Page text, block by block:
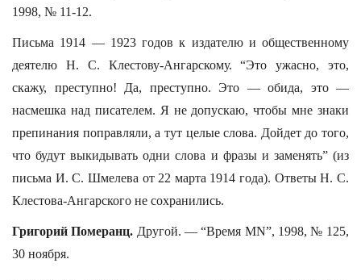
1998, № 11-12.
Письма 1914 — 1923 годов к издателю и общественному
деятелю Н. С. Клестову-Ангарскому. “Это ужасно, это,
скажу, преступно! Да, преступно. Это — обида, это —
насмешка над писателем. Я не допускаю, чтобы мне знаки
препинания поправляли, а тут целые слова. Дойдет до того,
что будут выкидывать одни слова и фразы и заменять” (из
письма И. С. Шмелева от 22 марта 1914 года). Ответы Н. С.
Клестова-Ангарского не сохранились.
Григорий Померанц. Другой. — “Время МN”, 1998, № 125,
30 ноября.